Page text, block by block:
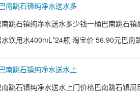
南跳石镇纯净水送水多
南跳石镇纯净水送水多少钱一桶巴南跳石
饮用水400mL*24瓶 淘宝价 56.90元巴南
南跳石镇纯净水送水上
南跳石镇纯净水送水上门价格巴南跳石镇